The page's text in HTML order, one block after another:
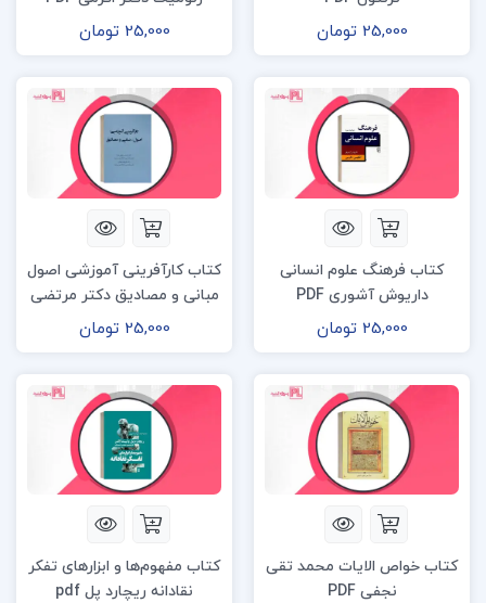
25,000 تومان 25,000 تومان
کتاب فرهنگ علوم انسانی
داریوش آشوری PDF
25,000 تومان
کتاب کارآفرینی آموزشی اصول
مبانی و مصادیق دکتر مرتضی
رضایی زاده PDF
25,000 تومان
کتاب خواص الایات محمد تقی
نجفی PDF
کتاب مفهوم‌ها و ابزارهای تفکر
نقادانه ریچارد پل pdf